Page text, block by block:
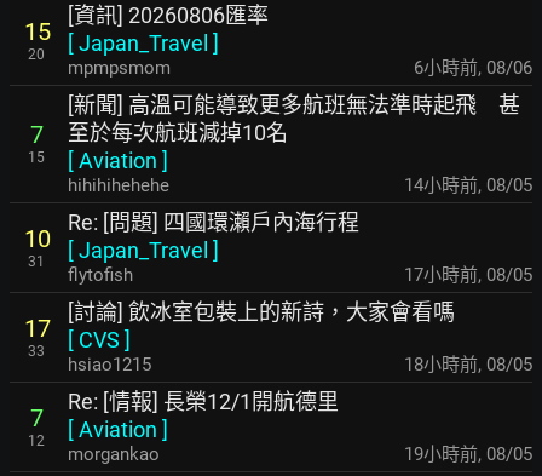
15
20
[資訊] 20260806匯率
[Japan_Travel ]
mpmpsmom 6小時前, 08/06
7
15
[新聞] 高溫可能導致更多航班無法準時起飛 甚
至於每次航班減掉10名
[Aviation ]
hihihihehehe 14小時前, 08/05
10
31
Re: [問題] 四國環瀨戶內海行程
[Japan_Travel ]
flytofish 17小時前, 08/05
17
33
[討論] 飲冰室包裝上的新詩，大家會看嗎
[ CVS ]
hsiao1215 18小時前, 08/05
7
12
Re: [情報] 長榮12/1開航德里
[Aviation ]
morgankao 19小時前, 08/05